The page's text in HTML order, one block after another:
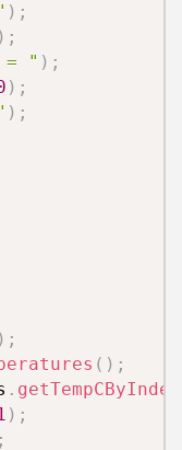
) ;
) ;
= " ) ;
) ;
) ;
) ;
( ) ;
. getTempCByIndex
) ;
;